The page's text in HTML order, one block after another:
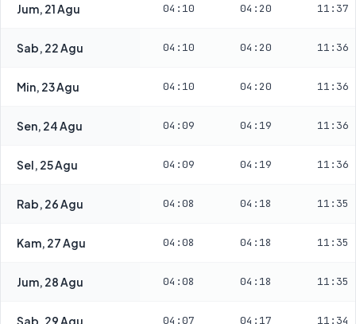
Jum, 21 Agu 04:10 04:20 11:37
Sab, 22 Agu 04:10 04:20 11:36
Min, 23 Agu 04:10 04:20 11:36
Sen, 24 Agu 04:09 04:19 11:36
Sel, 25 Agu 04:09 04:19 11:36
Rab, 26 Agu 04:08 04:18 11:35
Kam, 27 Agu 04:08 04:18 11:35
Jum, 28 Agu 04:08 04:18 11:35
Sab, 29 Agu 04:07 04:17 11:34